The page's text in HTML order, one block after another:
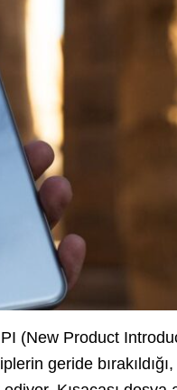
(New Product
geride bırakıldığı,